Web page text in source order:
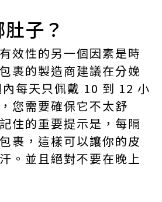
子？
效性的另一個因素是時
裹的製造商建議在分娩
每天只佩戴 10 到 12 小
您需要確保它不太舒
住的重要提示是，每隔
裹，這樣可以讓你的皮
。並且絕對不要在晚上